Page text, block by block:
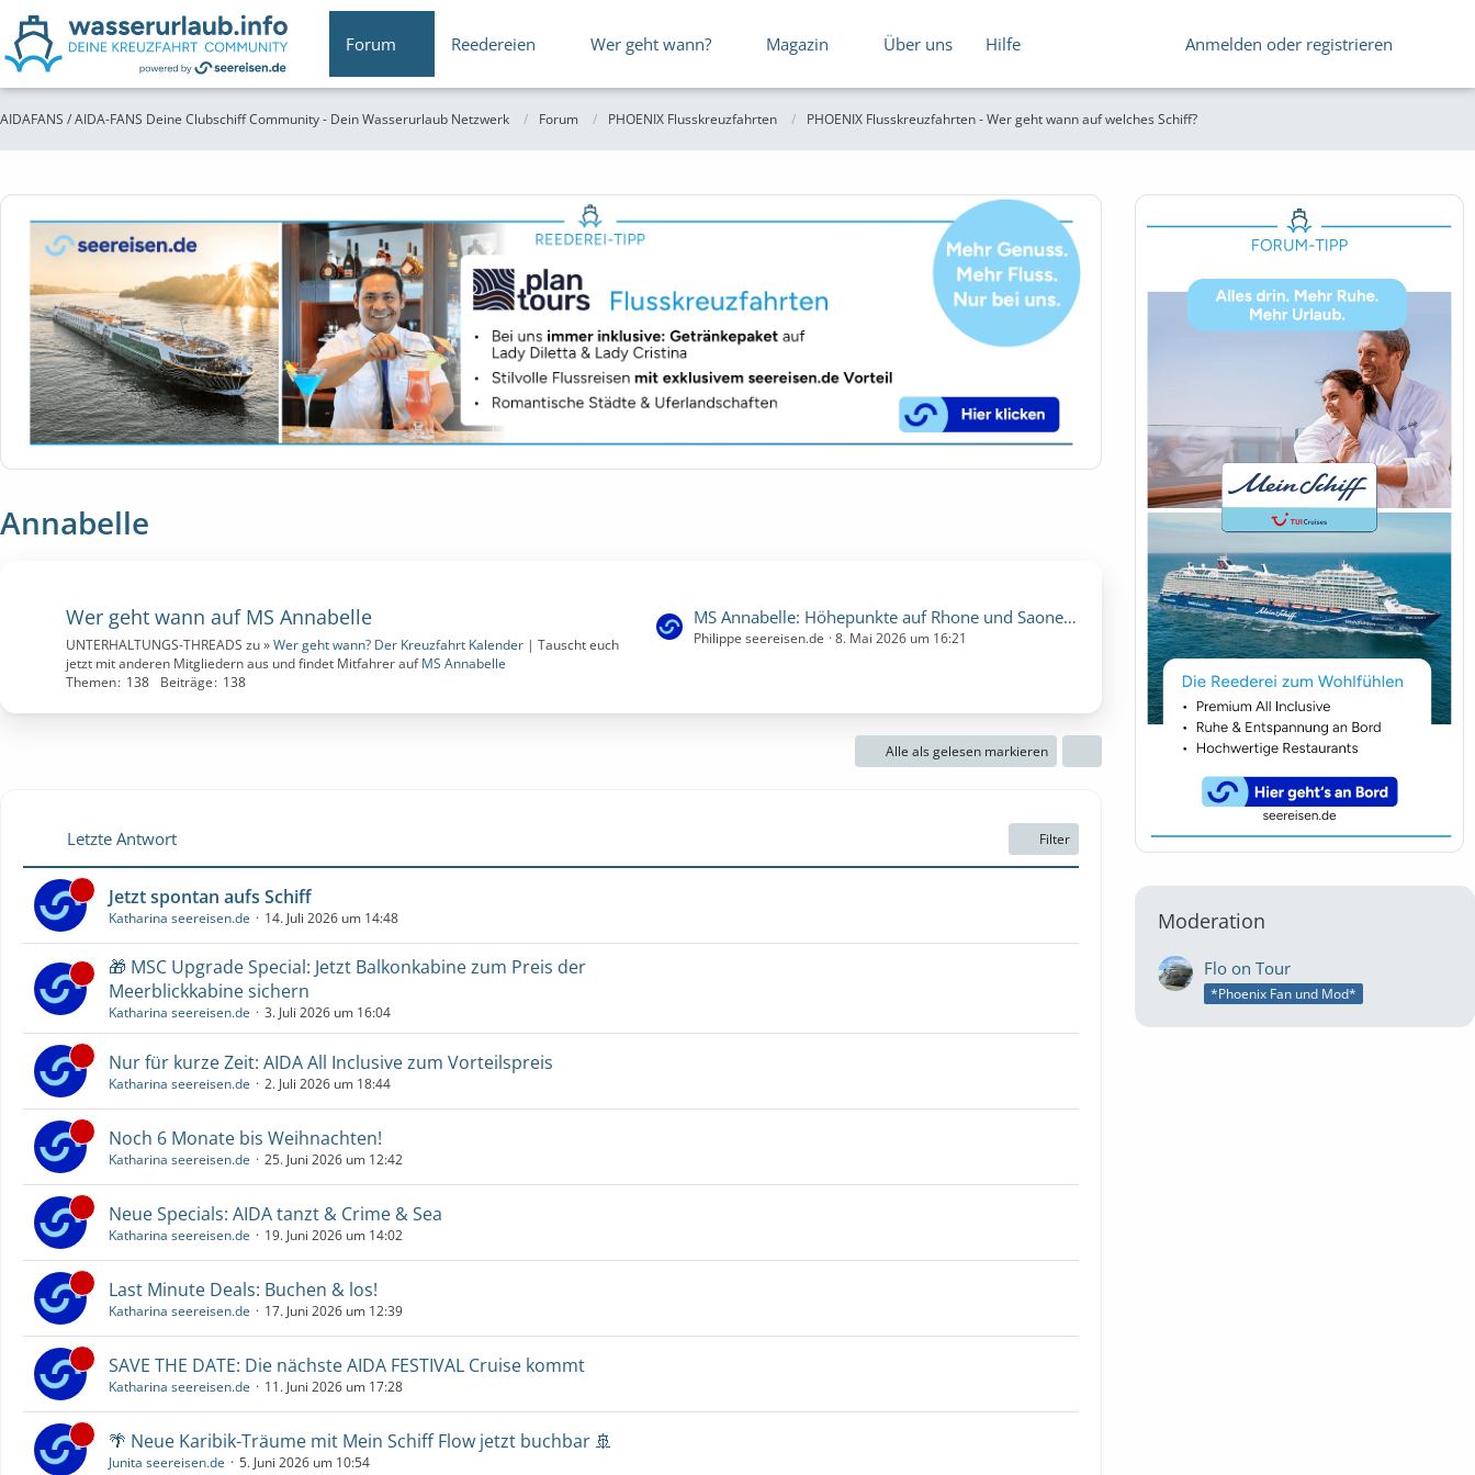
Forum Reedereien Wer geht wann? Magazin Über uns Hilfe Anmelden oder registrieren
AIDAFANS / AIDA-FANS Deine Clubschiff Community - Dein Wasserurlaub Netzwerk Forum PHOENIX Flusskreuzfahrten PHOENIX Flusskreuzfahrten - Wer geht wann auf welches Schiff?
Annabelle
Wer geht wann auf MS Annabelle
UNTERHALTUNGS-THREADS zu »Wer geht wann? Der Kreuzfahrt Kalender | Tauscht euch
jetzt mit anderen Mitgliedern aus und findet Mitfahrer aufMS Annabelle
Themen 138 Beiträge 138
L
e
t
MS Annabelle: Höhepunkte auf Rhone und Saone | 7 Nächte | 03.07.2027 bis 10.07.2027 (Samstag, 3. Juli 2027, 00:00 – Samstag, 10. Juli 2027, 00:00)
Philippe seereisen.de 8. Mai 2026 um 16:21
Alle als gelesen markieren
Letzte Antwort Filter
Jetzt spontan aufs Schiff
Katharina seereisen.de 14. Juli 2026 um 14:48
🎁 MSC Upgrade Special: Jetzt Balkonkabine zum Preis der
Meerblickkabine sichern
Katharina seereisen.de 3. Juli 2026 um 16:04
Nur für kurze Zeit: AIDA All Inclusive zum Vorteilspreis
Katharina seereisen.de 2. Juli 2026 um 18:44
Noch 6 Monate bis Weihnachten!
Katharina seereisen.de 25. Juni 2026 um 12:42
Neue Specials: AIDA tanzt & Crime & Sea
Katharina seereisen.de 19. Juni 2026 um 14:02
Last Minute Deals: Buchen & los!
Katharina seereisen.de 17. Juni 2026 um 12:39
SAVE THE DATE: Die nächste AIDA FESTIVAL Cruise kommt
Katharina seereisen.de 11. Juni 2026 um 17:28
🌴 Neue Karibik-Träume mit Mein Schiff Flow jetzt buchbar 🚢
Junita seereisen.de 5. Juni 2026 um 10:54
Moderation
Flo on Tour
*Phoenix Fan und Mod*